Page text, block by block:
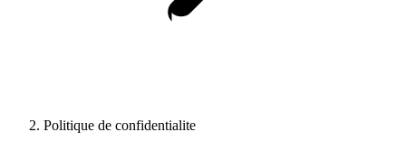
Politique de confidentialite